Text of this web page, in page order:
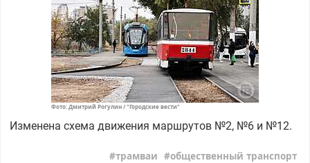
Фото: Дмитрий Рогулин / "Городские вести"
Изменена схема движения маршрутов №2, №6 и №12.
трамваи общественный транспорт